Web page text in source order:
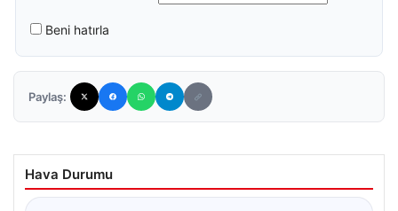
Beni hatırla
Paylaş:
Hava Durumu